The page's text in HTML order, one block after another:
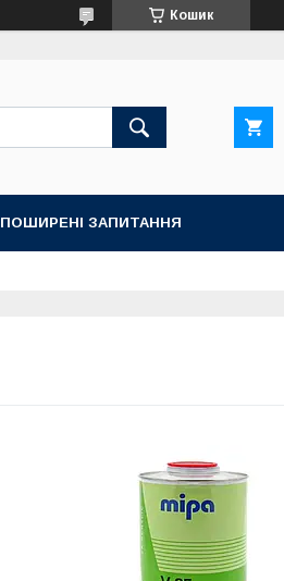
Кошик
ПОШИРЕНІ ЗАПИТАННЯ